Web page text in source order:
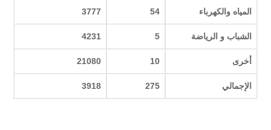
المياه والكهرباء 54
3777
الشباب و الرياضة 5
4231
أخرى 10
21080
الإجمالي 275
3918